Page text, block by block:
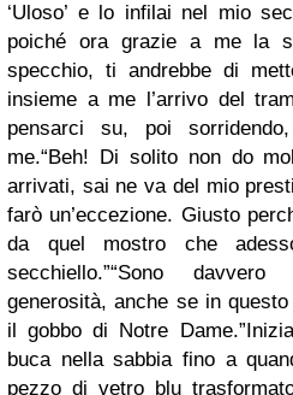
‘Uloso’ e lo infilai nel mio
poiché ora grazie a me la
specchio, ti andrebbe di
insieme a me l’arrivo del
pensarci su, poi
me.“Beh! Di solito non do
arrivati, sai ne va del mio
farò un’eccezione. Giusto
da quel mostro che
secchiello.”“Sono
generosità, anche se in
il gobbo di Notre
buca nella sabbia fino a
pezzo di vetro blu